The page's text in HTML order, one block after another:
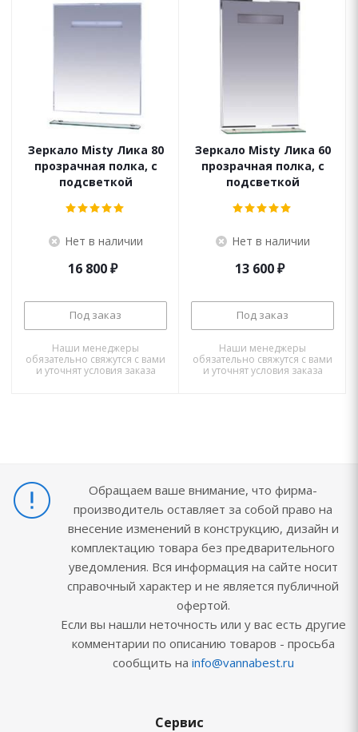
Зеркало Misty Лика 80
прозрачная полка, с
подсветкой
Нет в наличии
16 800₽
Под заказ
Наши менеджеры
обязательно свяжутся с вами
и уточнят условия заказа
Зеркало Misty Лика 60
прозрачная полка, с
подсветкой
Нет в наличии
13 600₽
Под заказ
Наши менеджеры
обязательно свяжутся с вами
и уточнят условия заказа
Обращаем ваше внимание, что фирма-
производитель оставляет за собой право на
внесение изменений в конструкцию, дизайн и
комплектацию товара без предварительного
уведомления. Вся информация на сайте носит
справочный характер и не является публичной
офертой.
Если вы нашли неточность или у вас есть другие
комментарии по описанию товаров - просьба
сообщить на info@vannabest.ru
Сервис